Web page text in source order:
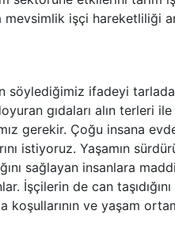
mevsimlik işçi hareketliliği
söylediğimiz ifadeyi
gıdaları alın terleri
gerekir. Çoğu insana
istiyoruz. Yaşamın
sağlayan insanlara
İşçilerin de can
koşullarının ve yaşam